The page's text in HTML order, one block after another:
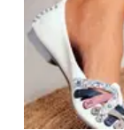
Kategorija
Valdiklis
Būklė